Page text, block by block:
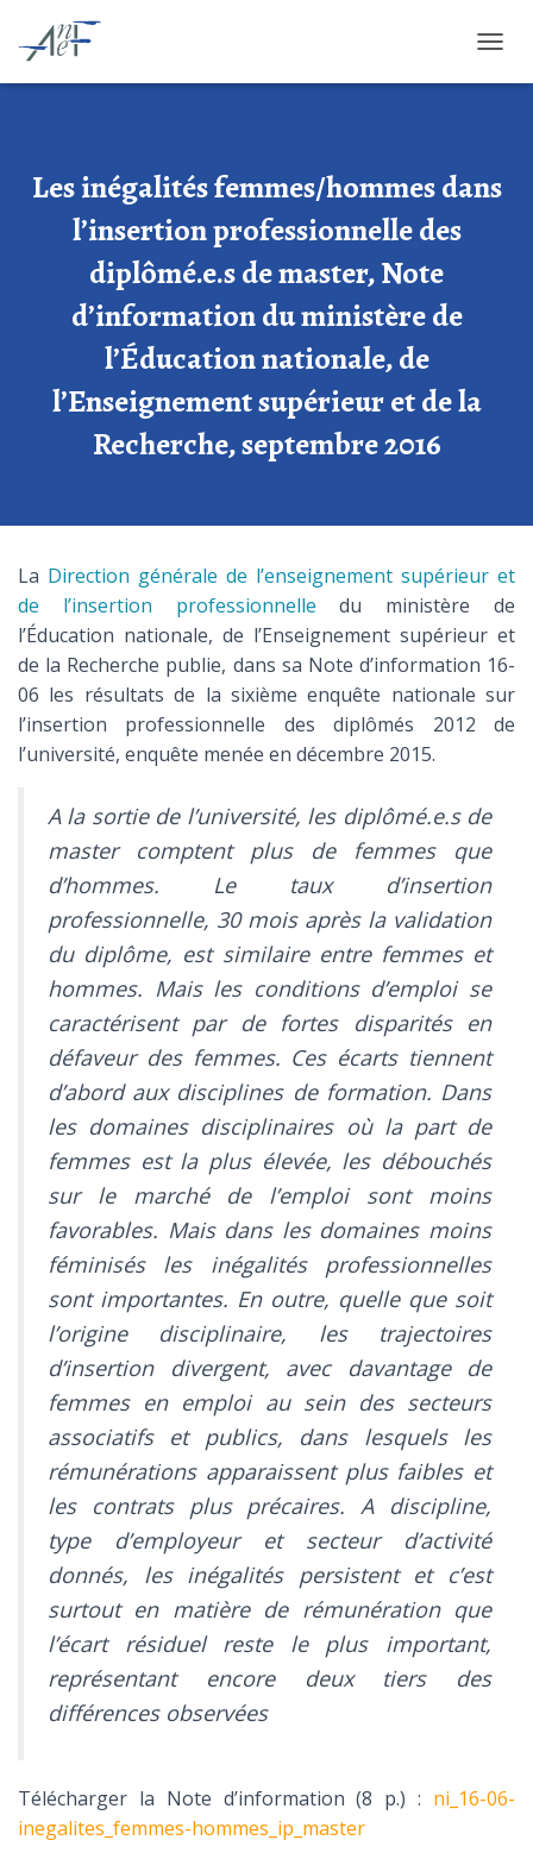
Les inégalités femmes/hommes dans
l’insertion professionnelle des
diplômé.e.s de master, Note
d’information du ministère de
l’Éducation nationale, de
l’Enseignement supérieur et de la
Recherche, septembre 2016
La Direction générale de l’enseignement supérieur et
de l’insertion professionnelle du ministère de
l’Éducation nationale, de l’Enseignement supérieur et
de la Recherche publie, dans sa Note d’information 16-
06 les résultats de la sixième enquête nationale sur
l’insertion professionnelle des diplômés 2012 de
l’université, enquête menée en décembre 2015.
A la sortie de l’université, les diplômé.e.s de
master comptent plus de femmes que
d’hommes. Le taux d’insertion
professionnelle, 30 mois après la validation
du diplôme, est similaire entre femmes et
hommes. Mais les conditions d’emploi se
caractérisent par de fortes disparités en
défaveur des femmes. Ces écarts tiennent
d’abord aux disciplines de formation. Dans
les domaines disciplinaires où la part de
femmes est la plus élevée, les débouchés
sur le marché de l’emploi sont moins
favorables. Mais dans les domaines moins
féminisés les inégalités professionnelles
sont importantes. En outre, quelle que soit
l’origine disciplinaire, les trajectoires
d’insertion divergent, avec davantage de
femmes en emploi au sein des secteurs
associatifs et publics, dans lesquels les
rémunérations apparaissent plus faibles et
les contrats plus précaires. A discipline,
type d’employeur et secteur d’activité
donnés, les inégalités persistent et c’est
surtout en matière de rémunération que
l’écart résiduel reste le plus important,
représentant encore deux tiers des
différences observées
Télécharger la Note d’information (8 p.) : ni_16-06-
inegalites_femmes-hommes_ip_master